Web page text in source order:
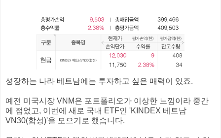
성장하는 나라 베트남에는 투자하고 싶은 매력이 있죠.
예전 미국시장 VNM은 포트폴리오가 이상한 느낌이라 중간
에 접었고, 이번에 새로 국내 ETF인 'KINDEX 베트남
VN30(합성)'을 모으기로 했습니다.